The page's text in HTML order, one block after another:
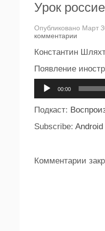
Урок
Опубликовано Март
комментарии
Константин
Появление
00:00
Подкаст:
Subscribe: Android
Комментарии